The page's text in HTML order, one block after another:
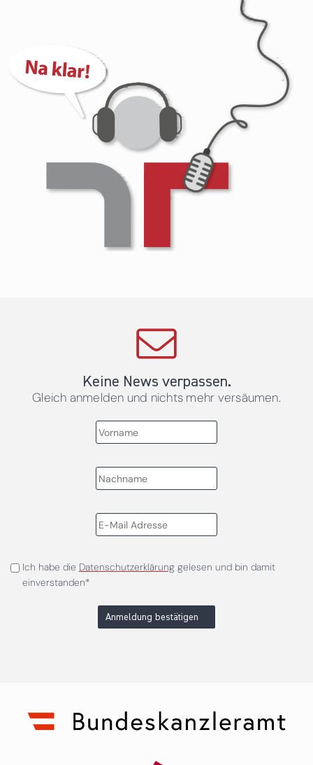
Keine News verpassen.
Gleich anmelden und nichts mehr versäumen.
Ich habe die Datenschutzerklärunggelesen und bin damit
einverstanden*
Anmeldung bestätigen